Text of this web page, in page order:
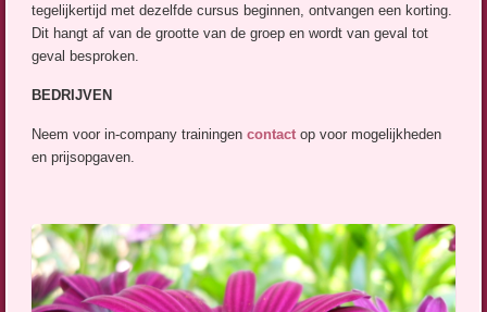
tegelijkertijd met dezelfde cursus beginnen, ontvangen een korting.
Dit hangt af van de grootte van de groep en wordt van geval tot
geval besproken.
BEDRIJVEN
Neem voor in-company trainingencontact op voor mogelijkheden
en prijsopgaven.